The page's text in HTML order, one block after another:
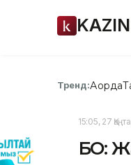
Тренд:Ақорда
15:05, 27
БҚО: